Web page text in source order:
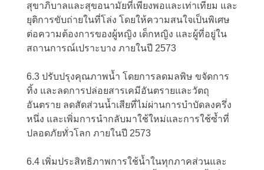
สุขาภิบาลและสุขอนามัยที่เพียงพอและเท่าเทียม และ
ยุติการขับถ่ายในที่โล่ง โดยให้ความสนใจเป็นพิเศษ
ต่อความต้องการของผู้หญิง เด็กหญิง และผู้ที่อยู่ใน
สถานการณ์เปราะบาง ภายในปี 2573
6.3 ปรับปรุงคุณภาพน้ำ โดยการลดมลพิษ ขจัดการ
ทิ้ง และลดการปล่อยสารเคมีอันตรายและวัตถุ
อันตราย ลดสัดส่วนน้ำเสียที่ไม่ผ่านการบำบัดลงครึ่ง
หนึ่ง และเพิ่มการนำกลับมาใช้ใหม่และการใช้ซ้ำที่
ปลอดภัยทั่วโลก ภายในปี 2573
6.4 เพิ่มประสิทธิภาพการใช้น้ำในทุกภาคส่วนและ